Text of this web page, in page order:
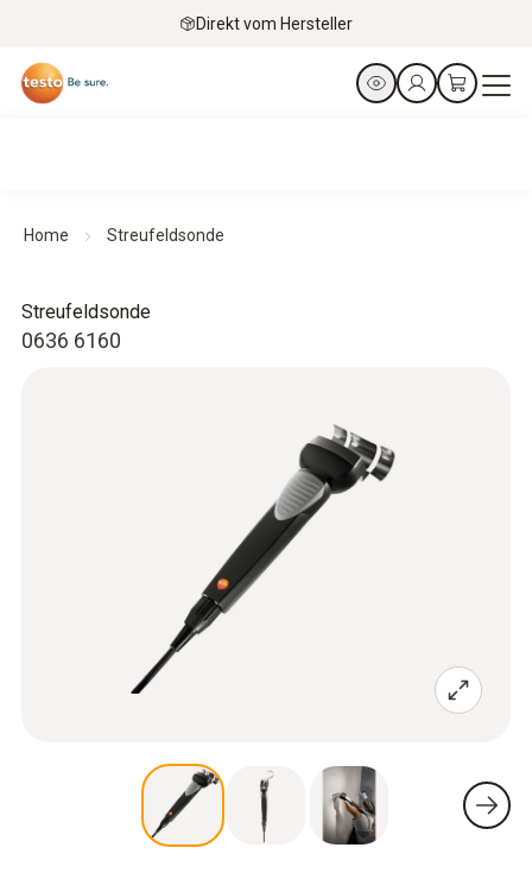
Direkt vom Hersteller
Home Streufeldsonde
0636 6160
Streufeldsonde